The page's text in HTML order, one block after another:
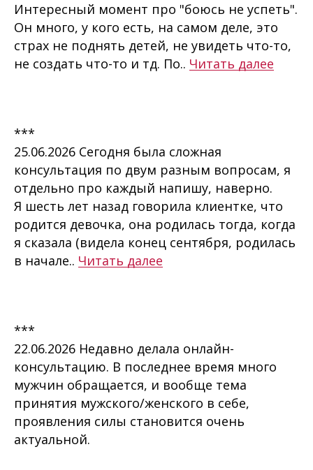
Интересный момент про "боюсь не успеть".
Он много, у кого есть, на самом деле, это
страх не поднять детей, не увидеть что-то,
не создать что-то и тд. По.. Читать далее
***
25.06.2026 Сегодня была сложная
консультация по двум разным вопросам, я
отдельно про каждый напишу, наверно.
Я шесть лет назад говорила клиентке, что
родится девочка, она родилась тогда, когда
я сказала (видела конец сентября, родилась
в начале.. Читать далее
***
22.06.2026 Недавно делала онлайн-
консультацию. В последнее время много
мужчин обращается, и вообще тема
принятия мужского/женского в себе,
проявления силы становится очень
актуальной.